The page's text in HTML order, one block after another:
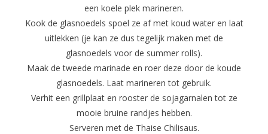
een koele plek marineren.
Kook de glasnoedels spoel ze af met koud water en laat
uitlekken (je kan ze dus tegelijk maken met de
glasnoedels voor de summer rolls).
Maak de tweede marinade en roer deze door de koude
glasnoedels. Laat marineren tot gebruik.
Verhit een grillplaat en rooster de sojagarnalen tot ze
mooie bruine randjes hebben.
Serveren met de Thaise Chilisaus.